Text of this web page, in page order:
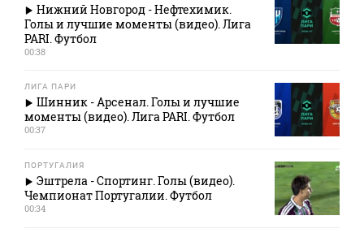
Нижний Новгород - Нефтехимик.
Голы и лучшие моменты (видео). Лига
PARI. Футбол
00:38
ЛИГА ПАРИ
Шинник - Арсенал. Голы и лучшие
моменты (видео). Лига PARI. Футбол
00:37
ПОРТУГАЛИЯ
Эштрела - Спортинг. Голы (видео).
Чемпионат Португалии. Футбол
00:34